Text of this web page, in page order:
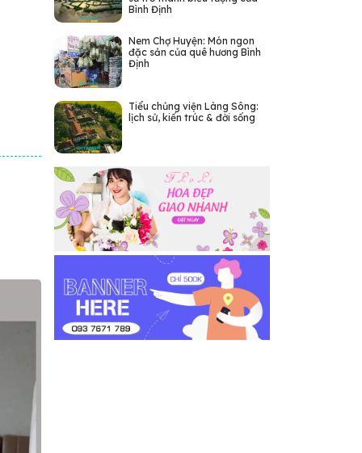
Bình Định
Nem Chợ Huyện: Món ngon
đặc sản của quê hương Bình
Định
Tiểu chủng viện Làng Sông:
lịch sử, kiến trúc & đời sống